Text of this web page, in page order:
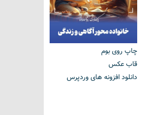
چاپ روی بوم
قاب عکس
دانلود افزونه های وردپرس